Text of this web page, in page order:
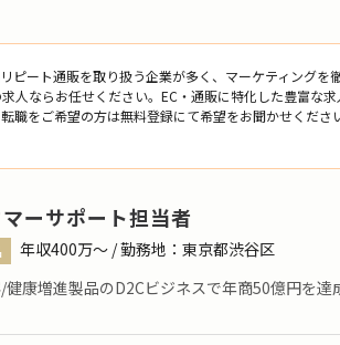
ピート通販を取り扱う企業が多く、マーケティングを
人ならお任せください。EC・通販に特化した豊富な
職をご希望の方は無料登録にて希望をお聞かせくださ
ーサポート担当者
年収400万〜 / 勤務地：東京都渋谷区
康増進製品のD2Cビジネスで年商50億円を達